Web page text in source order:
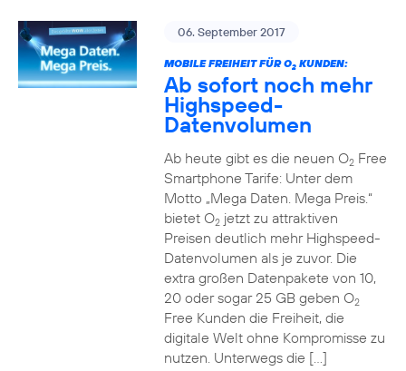
06. September 2017
MOBILE FREIHEIT FÜR O2KUNDEN:
Ab sofort noch mehr
Highspeed-
Datenvolumen
Ab heute gibt es die neuen O2Free
Smartphone Tarife: Unter dem
Motto „Mega Daten. Mega Preis.“
bietet O2jetzt zu attraktiven
Preisen deutlich mehr Highspeed-
Datenvolumen als je zuvor. Die
extra großen Datenpakete von 10,
20 oder sogar 25 GB geben O2
Free Kunden die Freiheit, die
digitale Welt ohne Kompromisse zu
nutzen. Unterwegs die […]